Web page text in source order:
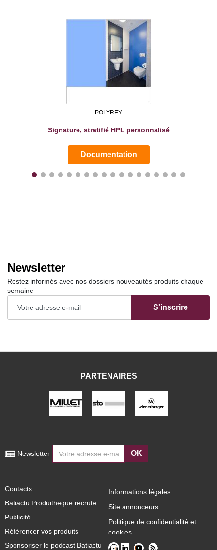
POLYREY
Signature, stratifié HPL personnalisé
Documentation
Newsletter
Restez informés avec nos dossiers nouveautés produits chaque
semaine
S'inscrire
PARTENAIRES
Newsletter OK
Contacts
Batiactu Produithèque recrute
Publicité
Référencer vos produits
Sponsoriser le podcast Batiactu
Informations légales
Site annonceurs
Politique de confidentialité et
cookies